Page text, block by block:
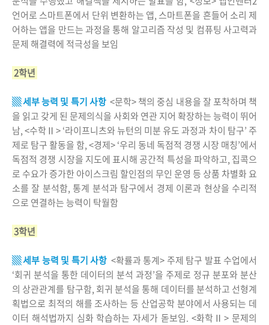
언어로 스마트폰에서 단위 변환하는 앱, 스마트폰을 흔들어 소리 제
어하는 앱을 만드는 과정을 통해 알고리즘 작성 및 컴퓨팅 사고력과
문제 해결력에 적극성을 보임
2학년
▒ 세부 능력 및 특기 사항<문학> 책의 중심 내용을 잘 포착하며 책
을 읽고 갖게 된 문제의식을 사회와 연관 지어 확장하는 능력이 뛰어
남, <수학Ⅱ> ‘라이프니츠와 뉴턴의 미분 유도 과정과 차이 탐구’ 주
제로 탐구 활동을 함, <경제> ‘우리 동네 독점적 경쟁 시장 매칭’에서
독점적 경쟁 시장을 지도에 표시해 공간적 특성을 파악하고, 집콕으
로 수요가 증가한 아이스크림 할인점의 무인 운영 등 상품 차별화 요
소를 잘 분석함, 통계 분석과 탐구에서 경제 이론과 현상을 수리적
으로 연결하는 능력이 탁월함
3학년
▒ 세부 능력 및 특기 사항 <확률과 통계> 주제 탐구 발표 수업에서
‘회귀 분석을 통한 데이터의 분석 과정’을 주제로 정규 분포와 분산
의 상관관계를 탐구함, 회귀 분석을 통해 데이터를 분석하고 선형계
획법으로 최적의 해를 조사하는 등 산업공학 분야에서 사용되는 데
이터 해석법까지 심화 학습하는 자세가 돋보임. <화학Ⅱ> 문제의